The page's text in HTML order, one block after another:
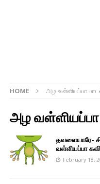
HOME அழ வள்ளியப்பா
அழ
தவளையாரே-
வள்ளியப்பா
February 18,